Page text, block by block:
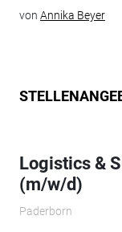
von Annika Beyer
Logistics &
(m/w/d)
Paderborn